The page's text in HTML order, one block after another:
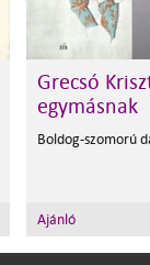
Grecsó
egymásnak
Boldog-szomorú
Ajánló